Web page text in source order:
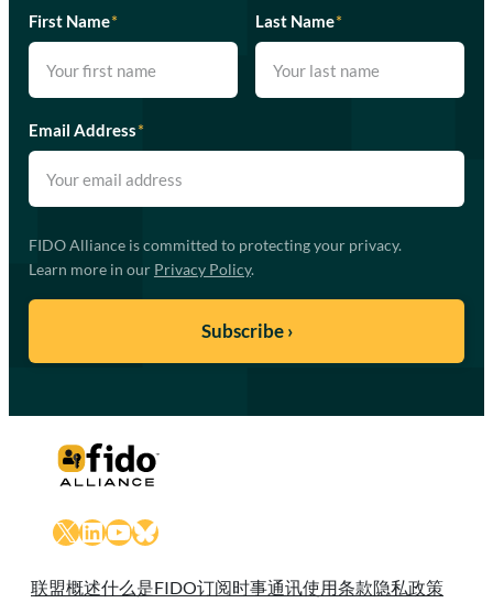
First Name* Last Name*
Email Address*
FIDO Alliance is committed to protecting your privacy.
Learn more in our Privacy Policy.
X LinkedIn
YouTube
Bluesky
联盟概述什么是FIDO订阅时事通讯使用条款隐私政策